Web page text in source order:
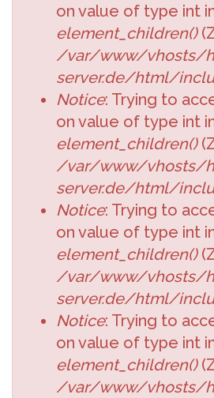
on value of type int
element_children()
/var/www/vhosts/
server.de/html/
Notice: Trying to
on value of type int
element_children()
/var/www/vhosts/
server.de/html/
Notice: Trying to
on value of type int
element_children()
/var/www/vhosts/
server.de/html/
Notice: Trying to
on value of type int
element_children()
/var/www/vhosts/